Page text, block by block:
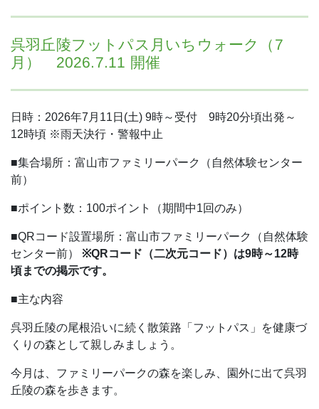
呉羽丘陵フットパス月いちウォーク（7
月） 2026.7.11 開催
日時：2026年7月11日(土) 9時～受付 9時20分頃出発～
12時頃 ※雨天決行・警報中止
■集合場所：富山市ファミリーパーク（自然体験センター
前）
■ポイント数：100ポイント（期間中1回のみ）
■QRコード設置場所：富山市ファミリーパーク（自然体験
センター前）
※QRコード（二次元コード）は9時～12時
頃までの掲示です。
■主な内容
呉羽丘陵の尾根沿いに続く散策路「フットパス」を健康づ
くりの森として親しみましょう。
今月は、ファミリーパークの森を楽しみ、園外に出て呉羽
丘陵の森を歩きます。